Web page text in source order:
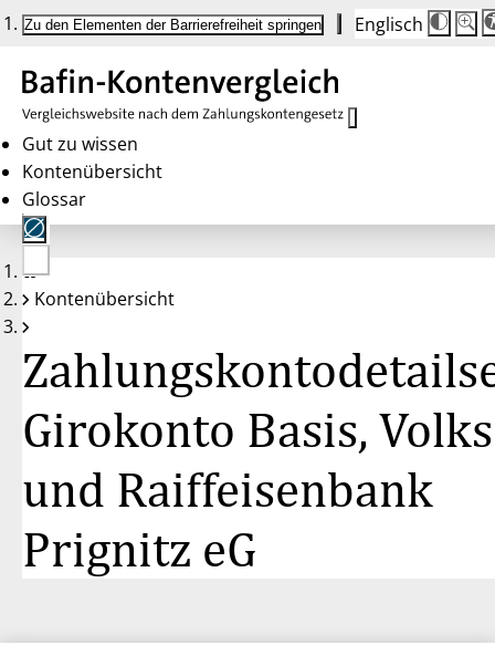
Zu den Elementen der Barrierefreiheit springen Englisch
Die
auf
100
100
Gut zu wissen
Kontenübersicht
Glossar
Keine
Konten
Kontenübersicht
Girokonto Basis,
und Raiffeisenbank
Prignitz eG